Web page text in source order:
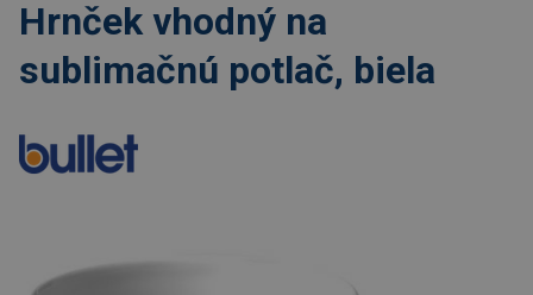
Hrnček vhodný na
sublimačnú potlač, biela